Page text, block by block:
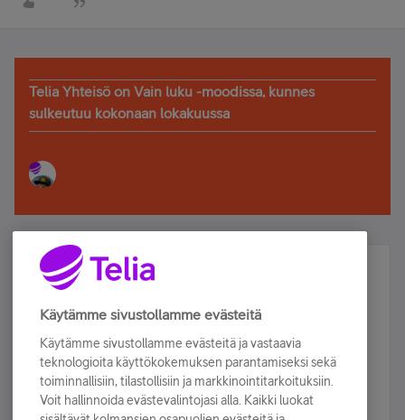
Telia Yhteisö on Vain luku -moodissa, kunnes
sulkeutuu kokonaan lokakuussa
Älä jää paitsi – osallistu ja voita!
Tilaa Telian uutiskirje ja olet mukana arvonnassa.
sähköpostiisi.
Tilaa nyt
Käytämme sivustollamme evästeitä
Käytämme sivustollamme evästeitä ja vastaavia
teknologioita käyttökokemuksen parantamiseksi sekä
toiminnallisiin, tilastollisiin ja markkinointitarkoituksiin.
Voit hallinnoida evästevalintojasi alla. Kaikki luokat